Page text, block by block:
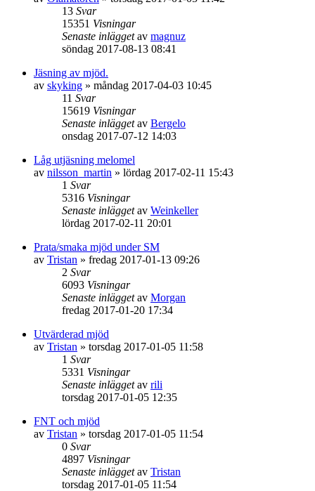
13 Svar
15351 Visningar
Senaste inläggetav magnuz
söndag 2017-08-13 08:41
Jäsning av mjöd.
av skyking » måndag 2017-04-03 10:45
11 Svar
15619 Visningar
Senaste inläggetav Bergelo
onsdag 2017-07-12 14:03
Låg utjäsning melomel
av nilsson_martin » lördag 2017-02-11 15:43
1 Svar
5316 Visningar
Senaste inläggetav Weinkeller
lördag 2017-02-11 20:01
Prata/smaka mjöd under SM
av Tristan » fredag 2017-01-13 09:26
2 Svar
6093 Visningar
Senaste inläggetav Morgan
fredag 2017-01-20 17:34
Utvärderad mjöd
av Tristan » torsdag 2017-01-05 11:58
1 Svar
5331 Visningar
Senaste inläggetav rili
torsdag 2017-01-05 12:35
FNT och mjöd
av Tristan » torsdag 2017-01-05 11:54
0 Svar
4897 Visningar
Senaste inläggetav Tristan
torsdag 2017-01-05 11:54